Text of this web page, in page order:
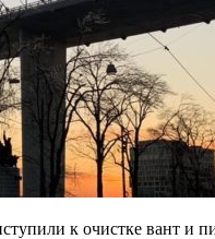
к очистке вант и